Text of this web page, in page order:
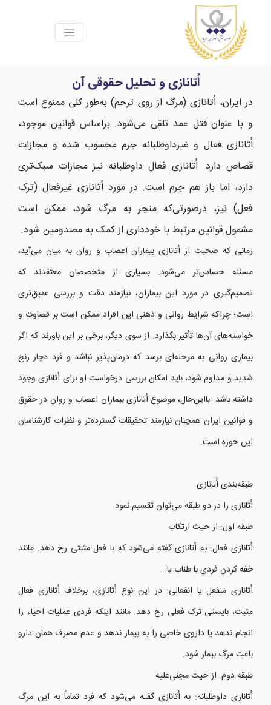
اُتانازی و تحلیل حقوقی آن
در ایران، اُتانازی (مرگ از روی ترحم) به‌طور کلی ممنوع است
و با عنوان قتل عمد تلقی می‌شود. براساس قوانین موجود،
اُتانازی فعال و غیرداوطلبانه جرم محسوب شده و مجازات
قصاص دارد. اُتانازی فعال داوطلبانه نیز مجازات سبک‌تری
دارد، اما باز هم جرم است. در مورد اُتانازی غیرفعال (ترک
فعل) نیز، درصورتی‌که منجر به مرگ شود، ممکن است
مشمول قوانین مرتبط با خودداری از کمک به مصدومین شود.
زمانی که صحبت از اُتانازی بیماران اعصاب و روان به میان می‌آید،
مسئله حساس‌تر می‌شود. بسیاری از متخصصان معتقدند که
تصمیم‌گیری در مورد این بیماران، نیازمند دقت و بررسی عمیق‌تری
است؛ چراکه شرایط روانی و ذهنی این افراد ممکن است بر قضاوت و
خواسته‌های آن‌ها تأثیر بگذارد. از سوی دیگر، برخی بر این باورند که اگر
بیماری روانی به مرحله‌ای برسد که درمان‌پذیر نباشد و فرد دچار رنج
شدید و مداوم شود، باید امکان بررسی درخواست او برای اُتانازی وجود
داشته باشد. بااین‌حال، موضوع اُتانازی بیماران اعصاب و روان در حقوق
و قوانین ایران همچنان نیازمند تحقیقات گسترده‌تر و نظرات کارشناسان
این حوزه است.
طبقه‌بندی اُتانازی
اُتانازی را در دو طبقه می‌توان تقسیم نمود:
طبقه اول: از حیث ارتکاب
اُتانازی فعال: به اُتانازی گفته می‌شود که با فعل مثبتی رخ دهد. مانند
خفه کردن فردی با طناب یا...
اُتانازی منفعل یا انفعالی: در این نوع اُتانازی، برخلاف اُتانازی فعال
مثبت، بایستی ترک فعلی رخ دهد. مانند اینکه فردی عملیات احیاء را
انجام ندهد یا داروی خاصی را به بیمار ندهد و عدم مصرف همان دارو
باعث مرگ بیمار شود.
طبقه دوم: از حیث مجنی‌علیه
اُتانازی داوطلبانه: به اُتانازی گفته می‌شود که فرد تماماً به این مرگ